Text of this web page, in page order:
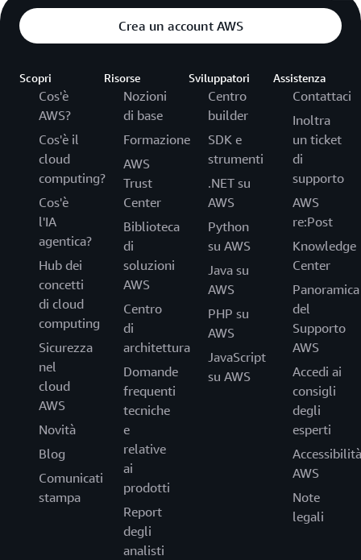
Crea un account AWS
Scopri
Cos'è
AWS?
Cos'è il
cloud
computing?
Cos'è
l'IA
agentica?
Hub dei
concetti
di cloud
computing
Sicurezza
nel
cloud
AWS
Novità
Blog
Comunicati
stampa
Risorse
Nozioni
di base
Formazione
AWS
Trust
Center
Biblioteca
di
soluzioni
AWS
Centro
di
architettura
Domande
frequenti
tecniche
e
relative
ai
prodotti
Report
degli
analisti
Sviluppatori
Centro
builder
SDK e
strumenti
.NET su
AWS
Python
su AWS
Java su
AWS
PHP su
AWS
JavaScript
su AWS
Assistenza
Contattaci
Inoltra
un ticket
di
supporto
AWS
re:Post
Knowledge
Center
Panoramica
del
Supporto
AWS
Accedi ai
consigli
degli
esperti
Accessibilità
AWS
Note
legali